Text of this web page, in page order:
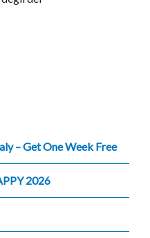
– Get One Week Free
2026